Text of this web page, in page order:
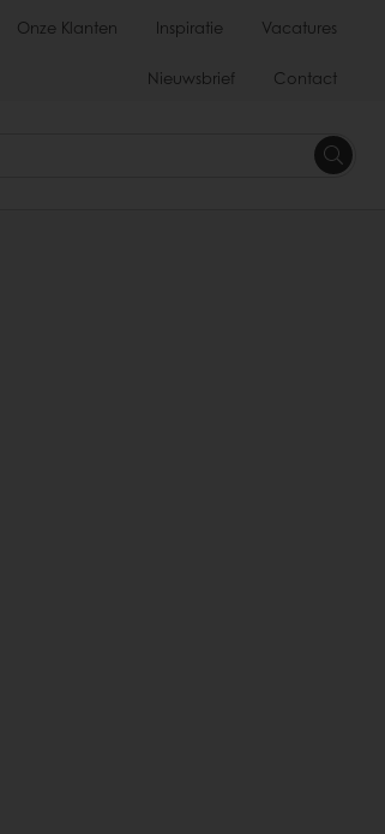
Onze Klanten Inspiratie Vacatures
Nieuwsbrief Contact